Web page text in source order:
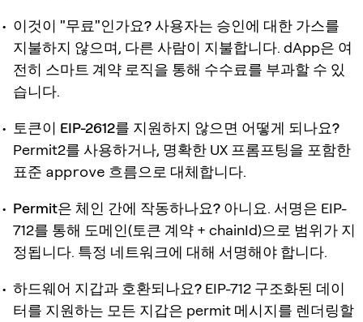
이것이 "무료"인가요?사용자는 승인에 대한 가스를
지불하지 않으며, 다른 사람이 지불합니다. dApp은 여
전히 스마트 계약 로직을 통해 수수료를 부과할 수 있
습니다.
토큰이 EIP-2612를 지원하지 않으면 어떻게 되나요?
Permit2를 사용하거나, 명확한 UX 프롬프팅을 포함한
표준 approve 흐름으로 대체합니다.
Permit은 체인 간에 작동하나요? 아니요. 서명은 EIP-
712를 통해 도메인(토큰 계약 + chainId)으로 범위가 지
정됩니다. 특정 네트워크에 대해 서명해야 합니다.
하드웨어 지갑과 호환되나요? EIP-712 구조화된 데이
터를 지원하는 모든 지갑은 permit 메시지를 렌더링할